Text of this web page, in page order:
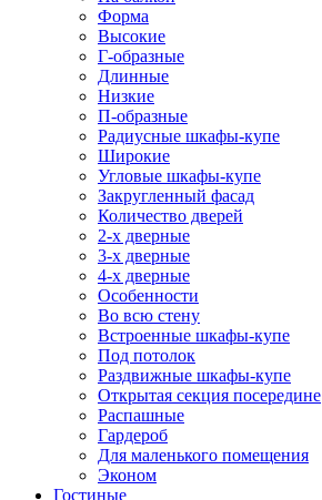
Форма
Высокие
Г-образные
Длинные
Низкие
П-образные
Радиусные шкафы-купе
Широкие
Угловые шкафы-купе
Закругленный фасад
Количество дверей
2-х дверные
3-х дверные
4-х дверные
Особенности
Во всю стену
Встроенные шкафы-купе
Под потолок
Раздвижные шкафы-купе
Открытая секция посередине
Распашные
Гардероб
Для маленького помещения
Эконом
Гостиные